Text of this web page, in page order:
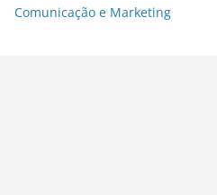
Comunicação e Marketing